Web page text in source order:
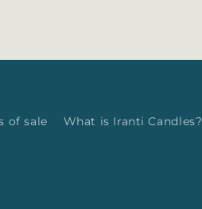
of sale What is Iranti Candles?